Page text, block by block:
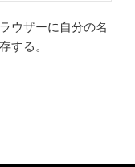
ウザーに自分の名
する。